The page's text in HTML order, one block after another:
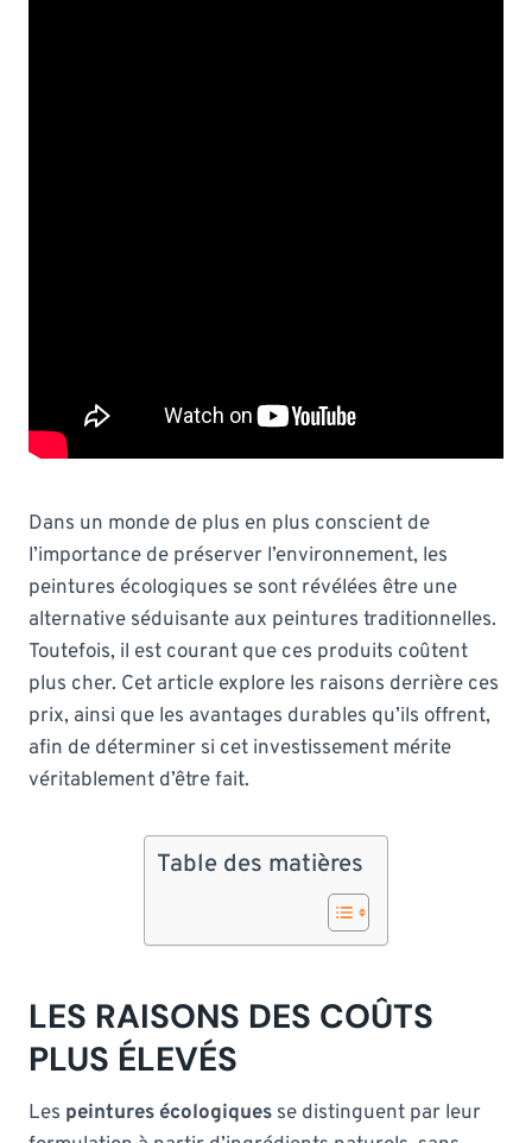
Dans un monde de plus en plus conscient de
l’importance de préserver l’environnement, les
peintures écologiques se sont révélées être une
alternative séduisante aux peintures traditionnelles.
Toutefois, il est courant que ces produits coûtent
plus cher. Cet article explore les raisons derrière ces
prix, ainsi que les avantages durables qu’ils offrent,
afin de déterminer si cet investissement mérite
véritablement d’être fait.
Table des matières
LES RAISONS DES COÛTS
PLUS ÉLEVÉS
Les peintures écologiques se distinguent par leur